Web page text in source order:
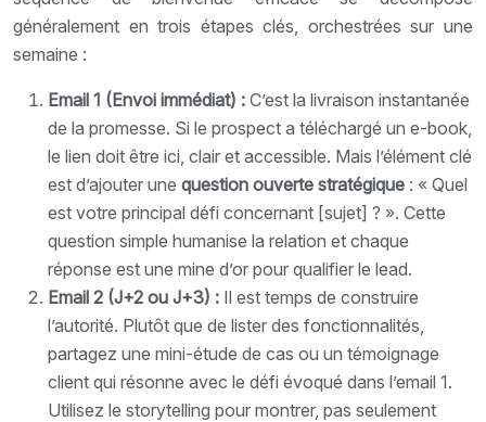
généralement en trois étapes clés, orchestrées sur une
semaine :
Email 1 (Envoi immédiat) : C’est la livraison instantanée
de la promesse. Si le prospect a téléchargé un e-book,
le lien doit être ici, clair et accessible. Mais l’élément clé
est d’ajouter une question ouverte stratégique : « Quel
est votre principal défi concernant [sujet] ? ». Cette
question simple humanise la relation et chaque
réponse est une mine d’or pour qualifier le lead.
Email 2 (J+2 ou J+3) : Il est temps de construire
l’autorité. Plutôt que de lister des fonctionnalités,
partagez une mini-étude de cas ou un témoignage
client qui résonne avec le défi évoqué dans l’email 1.
Utilisez le storytelling pour montrer, pas seulement